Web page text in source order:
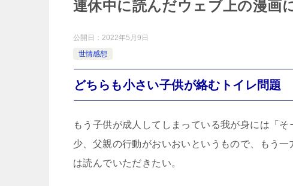
連休中に読んだウェブ上の漫画
公開日： 2022年5月9日
世情感想
どちらも小さい子供が絡むトイレ問題
もう子供が成人してしまっている我が身には「
少、父親の行動がおいおいというもので、もう
は読んでいただきたい。